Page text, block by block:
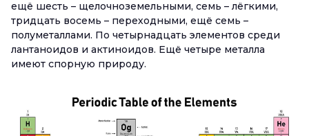
ещё шесть – щелочноземельными, семь – лёгкими,
тридцать восемь – переходными, ещё семь –
полуметаллами. По четырнадцать элементов среди
лантаноидов и актиноидов. Ещё четыре металла
имеют спорную природу.